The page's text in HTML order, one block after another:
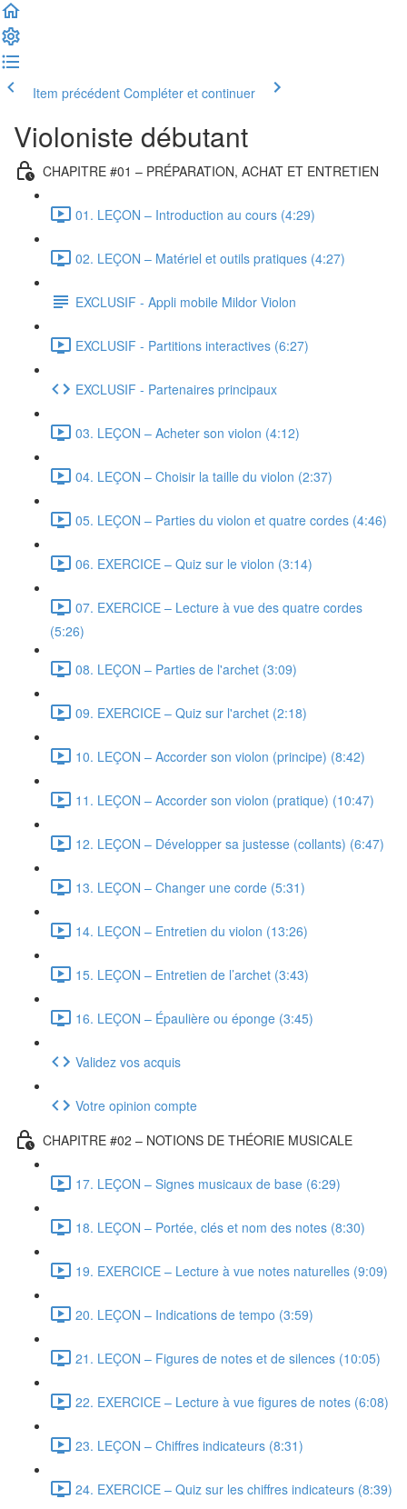
Item précédent Compléter et continuer
Violoniste débutant
CHAPITRE #01 – PRÉPARATION, ACHAT ET ENTRETIEN
01. LEÇON – Introduction au cours (4:29)
02. LEÇON – Matériel et outils pratiques (4:27)
EXCLUSIF - Appli mobile Mildor Violon
EXCLUSIF - Partitions interactives (6:27)
EXCLUSIF - Partenaires principaux
03. LEÇON – Acheter son violon (4:12)
04. LEÇON – Choisir la taille du violon (2:37)
05. LEÇON – Parties du violon et quatre cordes (4:46)
06. EXERCICE – Quiz sur le violon (3:14)
07. EXERCICE – Lecture à vue des quatre cordes
(5:26)
08. LEÇON – Parties de l'archet (3:09)
09. EXERCICE – Quiz sur l'archet (2:18)
10. LEÇON – Accorder son violon (principe) (8:42)
11. LEÇON – Accorder son violon (pratique) (10:47)
12. LEÇON – Développer sa justesse (collants) (6:47)
13. LEÇON – Changer une corde (5:31)
14. LEÇON – Entretien du violon (13:26)
15. LEÇON – Entretien de l’archet (3:43)
16. LEÇON – Épaulière ou éponge (3:45)
Validez vos acquis
Votre opinion compte
CHAPITRE #02 – NOTIONS DE THÉORIE MUSICALE
17. LEÇON – Signes musicaux de base (6:29)
18. LEÇON – Portée, clés et nom des notes (8:30)
19. EXERCICE – Lecture à vue notes naturelles (9:09)
20. LEÇON – Indications de tempo (3:59)
21. LEÇON – Figures de notes et de silences (10:05)
22. EXERCICE – Lecture à vue figures de notes (6:08)
23. LEÇON – Chiffres indicateurs (8:31)
24. EXERCICE – Quiz sur les chiffres indicateurs (8:39)